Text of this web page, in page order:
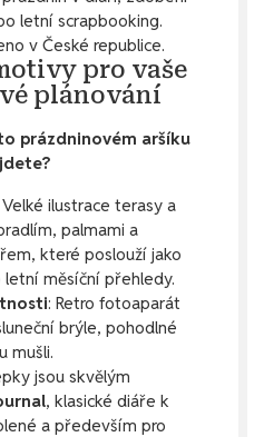
letní scrapbooking.
v České republice.
pro vaše
plánování
prázdninovém aršíku
Velké ilustrace terasy a
palmami a
které poslouží jako
měsíční přehledy.
: Retro fotoaparát
brýle, pohodlné
mušli.
jsou skvělým
, klasické diáře k
a především pro